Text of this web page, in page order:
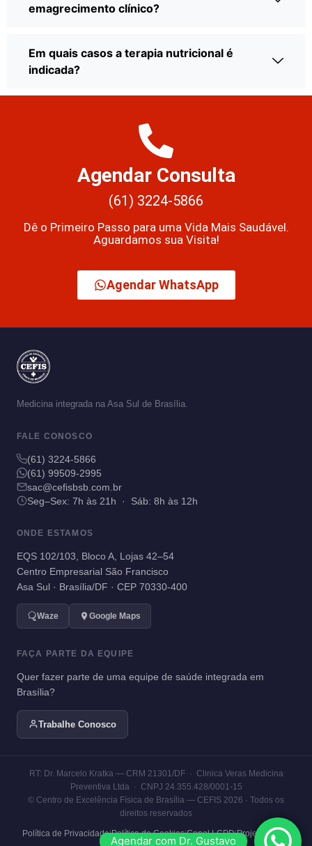
emagrecimento clínico?
Em quais casos a terapia nutricional é
indicada?
Agendar Consulta
(61) 3224-5866
Dê o Primeiro Passo para uma Vida Mais Saudável.
Aguardamos sua Visita!
Agendar WhatsApp
Medicina integrada na Asa Sul de Brasília.
FALE CONOSCO
(61) 3224-5866
(61) 99509-2995
sac@cefisbsb.com.br
Seg–Sex: 7h às 21h · Sáb: 8h às 12h
ONDE ESTAMOS
EQS 102/103, Bloco A, Lojas 42–54
Centro Empresarial São Francisco
Asa Sul · Brasília/DF · CEP 70330-400
Waze Google Maps
FAÇA PARTE DA EQUIPE
Quer fazer parte de uma equipe de saúde integrada em
Brasília?
Trabalhe Conosco
RT: Dr. Marcelo Kratka — CRM 21301/DF · Clinica Veras Medicina
Preventiva Ltda · CNPJ 24.355.428/0001-15
© Centro de Excelência Física de Brasília — CEFIS 2026 · Todos os
direitos reservados
Política de Privacidade|Política de Cookies|Canal LGPD|Projeto Social
Agendar com Dr. Gustavo